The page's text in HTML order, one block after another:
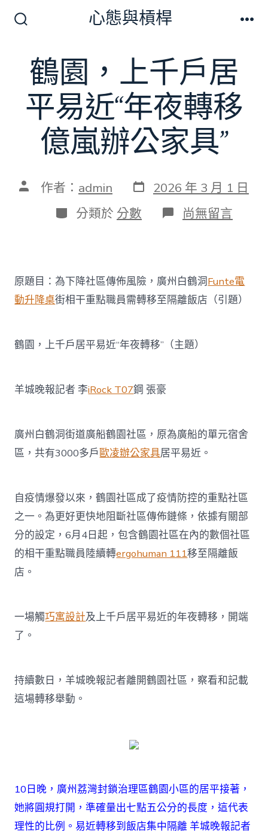
切
換
開
關
心態與槓桿
鶴園，上千戶居
平易近“年夜轉移
億嵐辦公家具”
文 作者： admin 發
表
日
期
2026 年 3 月 1 日
分
類
分類於 分數 在
〈鶴
戶
居
平
易
夜
家
具”〉
中
尚無留言
原題目：為下降社區傳佈風險，廣州白鶴洞Funte電
動升降桌街相干重點職員需轉移至隔離飯店（引題）
鶴園，上千戶居平易近“年夜轉移”（主題）
羊城晚報記者 李iRock T07鋼 張豪
廣州白鶴洞街道廣船鶴園社區，原為廣船的單元宿舍
區，共有3000多戶歐凌辦公家具居平易近。
自疫情爆發以來，鶴園社區成了疫情防控的重點社區
之一。為更好更快地阻斷社區傳佈鏈條，依據有關部
分的設定，6月4日起，包含鶴園社區在內的數個社區
的相干重點職員陸續轉ergohuman 111移至隔離飯
店。
一場觸巧寓設計及上千戶居平易近的年夜轉移，開端
了。
持續數日，羊城晚報記者離開鶴園社區，察看和記載
這場轉移舉動。
10日晚，廣州荔灣封鎖治理區鶴園小區的居平接著，
她將圓規打開，準確量出七點五公分的長度，這代表
理性的比例。易近轉移到飯店集中隔離 羊城晚報記者